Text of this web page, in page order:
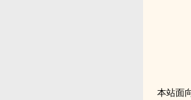
本站面